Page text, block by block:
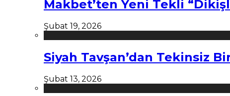
Makbet’ten Yeni Tekli
Şubat 19, 2026
Siyah Tavşan’dan Tekinsiz
Şubat 13, 2026